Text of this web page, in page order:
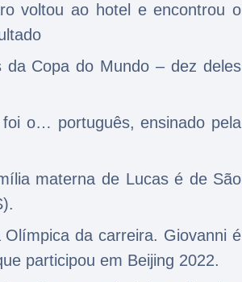
voltou ao hotel e encontrou o
Copa do Mundo – dez deles
o… português, ensinado pela
materna de Lucas é de São
da carreira. Giovanni é
participou em Beijing 2022.